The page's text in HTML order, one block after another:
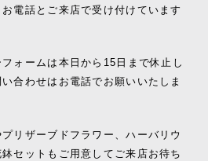
電話とご来店で受け付けています
ォームは本日から15日まで休止し
合わせはお電話でお願いいたしま
リザーブドフラワー、ハーバリウ
セットもご用意してご来店お待ち